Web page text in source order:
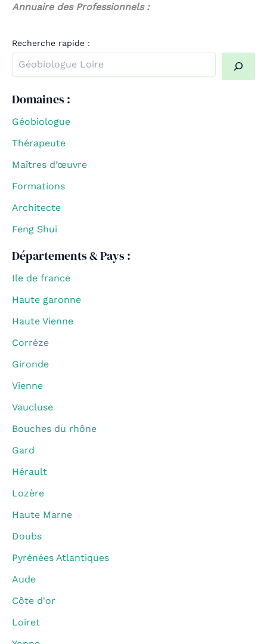
Annuaire des Professionnels :
Recherche rapide :
Domaines :
Géobiologue
Thérapeute
Maîtres d’œuvre
Formations
Architecte
Feng Shui
Départements & Pays :
Ile de france
Haute garonne
Haute Vienne
Corrèze
Gironde
Vienne
Vaucluse
Bouches du rhône
Gard
Hérault
Lozère
Haute Marne
Doubs
Pyrénées Atlantiques
Aude
Côte d'or
Loiret